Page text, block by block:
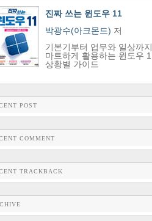
진짜 쓰는 윈도우 11
박광수(아크몬드) 저
기본기부터 업무와 일상까
마트하게 활용하는 윈도우
상황별 가이드
POST
COMMENT
TRACKBACK